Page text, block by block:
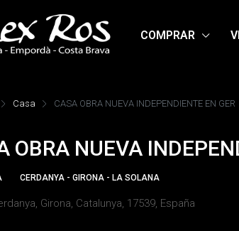
COMPRAR
Casa CASA OBRA NUEVA INDEPENDIENTE EN GER
OBRA NUEVA
CERDANYA - GIRONA - LA SOLANA
Girona, Catalunya, 17539, España